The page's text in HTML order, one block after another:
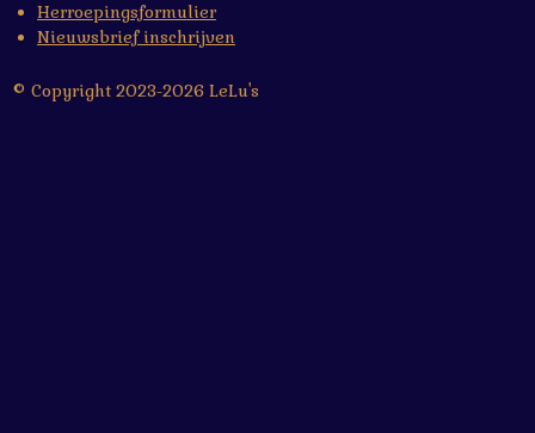
Herroepingsformulier
Nieuwsbrief inschrijven
© Copyright 2023-2026 LeLu's